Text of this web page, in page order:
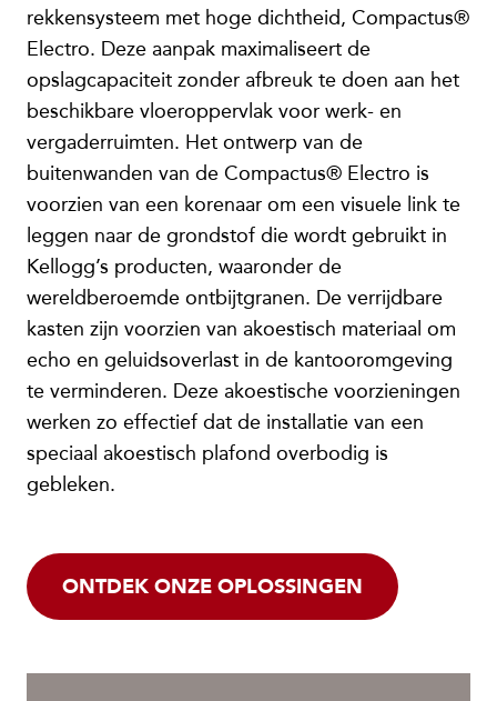
rekkensysteem met hoge dichtheid, Compactus®
Electro. Deze aanpak maximaliseert de
opslagcapaciteit zonder afbreuk te doen aan het
beschikbare vloeroppervlak voor werk- en
vergaderruimten. Het ontwerp van de
buitenwanden van de Compactus® Electro is
voorzien van een korenaar om een visuele link te
leggen naar de grondstof die wordt gebruikt in
Kellogg’s producten, waaronder de
wereldberoemde ontbijtgranen. De verrijdbare
kasten zijn voorzien van akoestisch materiaal om
echo en geluidsoverlast in de kantooromgeving
te verminderen. Deze akoestische voorzieningen
werken zo effectief dat de installatie van een
speciaal akoestisch plafond overbodig is
gebleken.
ONTDEK ONZE OPLOSSINGEN